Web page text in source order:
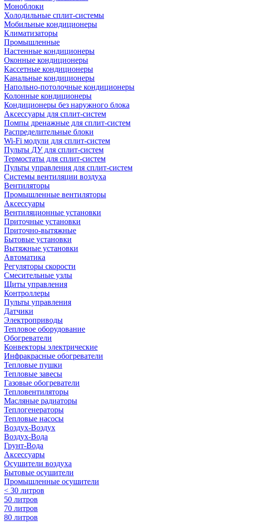
Моноблоки
Холодильные сплит-системы
Мобильные кондиционеры
Климатизаторы
Промышленные
Настенные кондиционеры
Оконные кондиционеры
Кассетные кондиционеры
Канальные кондиционеры
Напольно-потолочные кондиционеры
Колонные кондиционеры
Кондиционеры без наружного блока
Аксессуары для сплит-систем
Помпы дренажные для сплит-систем
Распределительные блоки
Wi-Fi модули для сплит-систем
Пульты ДУ для сплит-систем
Термостаты для сплит-систем
Пульты управления для сплит-систем
Системы вентиляции воздуха
Вентиляторы
Промышленные вентиляторы
Аксессуары
Вентиляционные установки
Приточные установки
Приточно-вытяжные
Бытовые установки
Вытяжные установки
Автоматика
Регуляторы скорости
Смесительные узлы
Щиты управления
Контроллеры
Пульты управления
Датчики
Электроприводы
Тепловое оборудование
Обогреватели
Конвекторы электрические
Инфракрасные обогреватели
Тепловые пушки
Тепловые завесы
Газовые обогреватели
Тепловентиляторы
Масляные радиаторы
Теплогенераторы
Тепловые насосы
Воздух-Воздух
Воздух-Вода
Грунт-Вода
Аксессуары
Осушители воздуха
Бытовые осушители
Промышленные осушители
< 30 литров
50 литров
70 литров
80 литров